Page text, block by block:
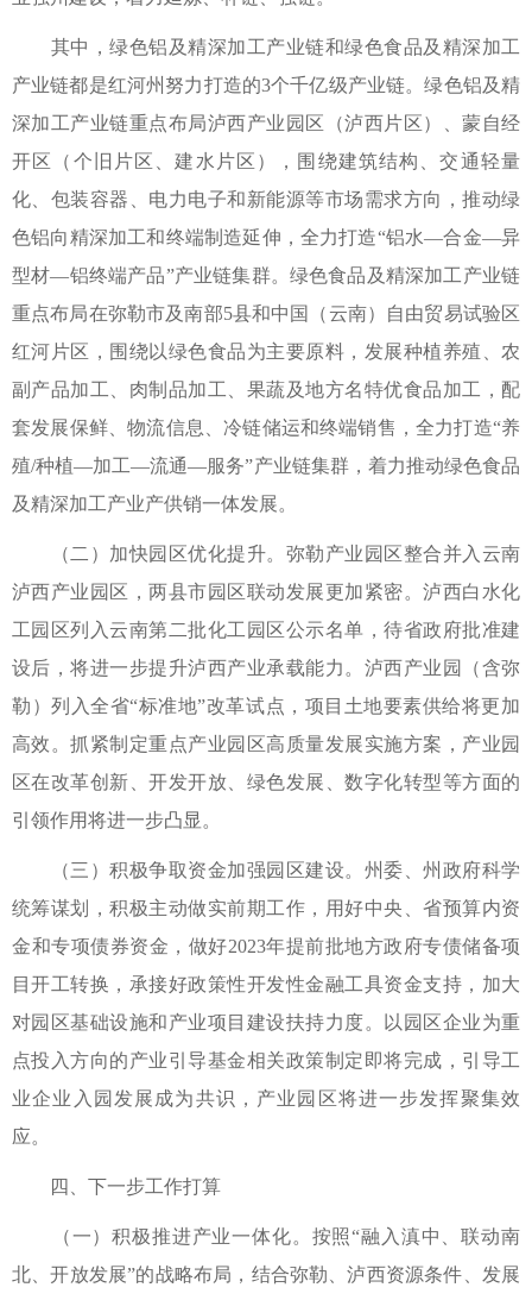
其中，绿色铝及精深加工产业链和绿色食品及精深加工
产业链都是红河州努力打造的3个千亿级产业链。绿色铝及精
深加工产业链重点布局泸西产业园区（泸西片区）、蒙自经
开区（个旧片区、建水片区），围绕建筑结构、交通轻量
化、包装容器、电力电子和新能源等市场需求方向，推动绿
色铝向精深加工和终端制造延伸，全力打造“铝水—合金—异
型材—铝终端产品”产业链集群。绿色食品及精深加工产业链
重点布局在弥勒市及南部5县和中国（云南）自由贸易试验区
红河片区，围绕以绿色食品为主要原料，发展种植养殖、农
副产品加工、肉制品加工、果蔬及地方名特优食品加工，配
套发展保鲜、物流信息、冷链储运和终端销售，全力打造“养
殖/种植—加工—流通—服务”产业链集群，着力推动绿色食品
及精深加工产业产供销一体发展。
（二）加快园区优化提升。弥勒产业园区整合并入云南
泸西产业园区，两县市园区联动发展更加紧密。泸西白水化
工园区列入云南第二批化工园区公示名单，待省政府批准建
设后，将进一步提升泸西产业承载能力。泸西产业园（含弥
勒）列入全省“标准地”改革试点，项目土地要素供给将更加
高效。抓紧制定重点产业园区高质量发展实施方案，产业园
区在改革创新、开发开放、绿色发展、数字化转型等方面的
引领作用将进一步凸显。
（三）积极争取资金加强园区建设。州委、州政府科学
统筹谋划，积极主动做实前期工作，用好中央、省预算内资
金和专项债券资金，做好2023年提前批地方政府专债储备项
目开工转换，承接好政策性开发性金融工具资金支持，加大
对园区基础设施和产业项目建设扶持力度。以园区企业为重
点投入方向的产业引导基金相关政策制定即将完成，引导工
业企业入园发展成为共识，产业园区将进一步发挥聚集效
应。
四、下一步工作打算
（一）积极推进产业一体化。按照“融入滇中、联动南
北、开放发展”的战略布局，结合弥勒、泸西资源条件、发展